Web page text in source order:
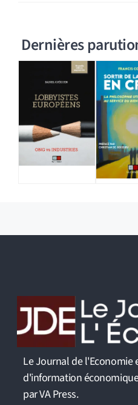
Dernières
Le Journal de l'Economie
d'information
par VA Press.